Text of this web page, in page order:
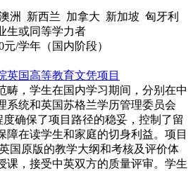
洲 新西兰 加拿大 新加坡 匈牙利
生或同等学力者
元/学年（国内阶段）
畴，学生在国内学习期间，分别在中
系统和英国苏格兰学历管理委员会
确保了项目路径的稳妥，控制了留
障在读学生和家庭的切身利益。项目
国原版的教学大纲和考核及评价体
课，接受中英双方的质量评审。学生